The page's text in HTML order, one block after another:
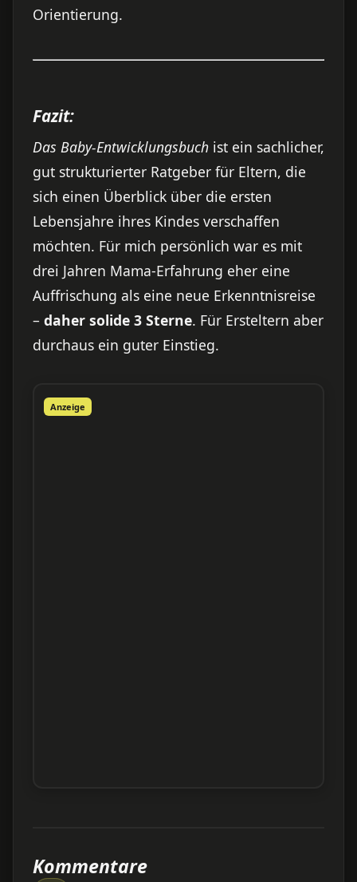
Orientierung.
Fazit:
Das Baby-Entwicklungsbuch ist ein sachlicher,
gut strukturierter Ratgeber für Eltern, die
sich einen Überblick über die ersten
Lebensjahre ihres Kindes verschaffen
möchten. Für mich persönlich war es mit
drei Jahren Mama-Erfahrung eher eine
Auffrischung als eine neue Erkenntnisreise
– daher solide 3 Sterne. Für Ersteltern aber
durchaus ein guter Einstieg.
Anzeige
Kommentare